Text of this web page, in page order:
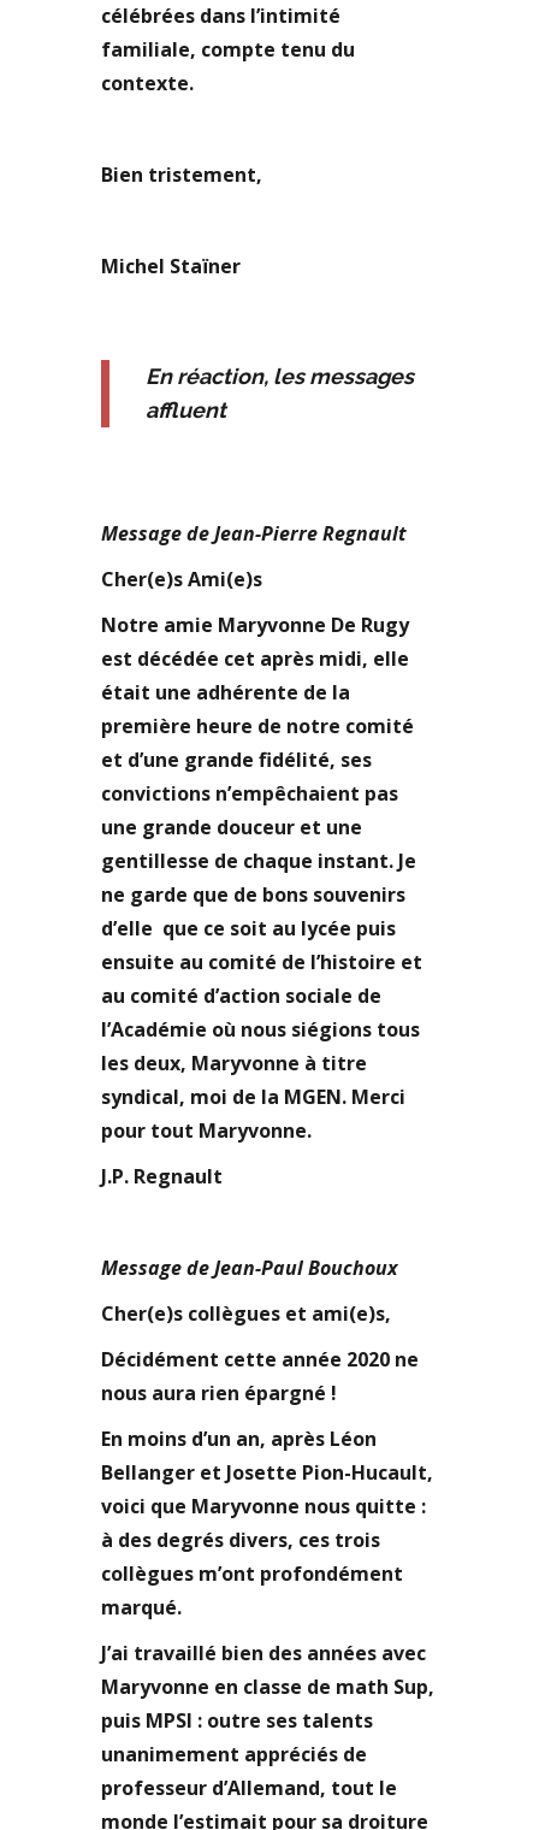
célébrées dans l’intimité
familiale, compte tenu du
contexte.
Bien tristement,
Michel Staïner
En réaction, les messages
affluent
Message de Jean-Pierre Regnault
Cher(e)s Ami(e)s
Notre amie Maryvonne De Rugy
est décédée cet après midi, elle
était une adhérente de la
première heure de notre comité
et d’une grande fidélité, ses
convictions n’empêchaient pas
une grande douceur et une
gentillesse de chaque instant. Je
ne garde que de bons souvenirs
d’elle que ce soit au lycée puis
ensuite au comité de l’histoire et
au comité d’action sociale de
l’Académie où nous siégions tous
les deux, Maryvonne à titre
syndical, moi de la MGEN. Merci
pour tout Maryvonne.
J.P. Regnault
Message de Jean-Paul Bouchoux
Cher(e)s collègues et ami(e)s,
Décidément cette année 2020 ne
nous aura rien épargné !
En moins d’un an, après Léon
Bellanger et Josette Pion-Hucault,
voici que Maryvonne nous quitte :
à des degrés divers, ces trois
collègues m’ont profondément
marqué.
J’ai travaillé bien des années avec
Maryvonne en classe de math Sup,
puis MPSI : outre ses talents
unanimement appréciés de
professeur d’Allemand, tout le
monde l’estimait pour sa droiture